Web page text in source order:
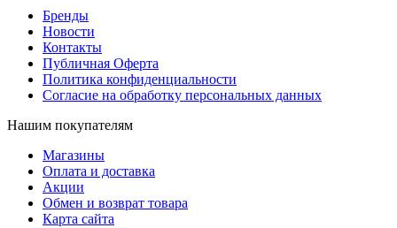
Бренды
Новости
Контакты
Публичная Оферта
Политика конфиденциальности
Согласие на обработку персональных данных
Нашим покупателям
Магазины
Оплата и доставка
Акции
Обмен и возврат товара
Карта сайта